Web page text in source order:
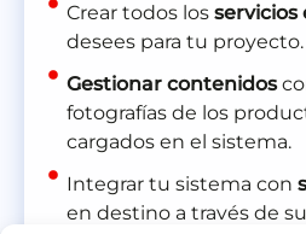
Crear todos los servicios
desees para tu proyecto.
Gestionar contenidos
fotografías de los
cargados en el sistema.
Integrar tu sistema con
en destino a través de